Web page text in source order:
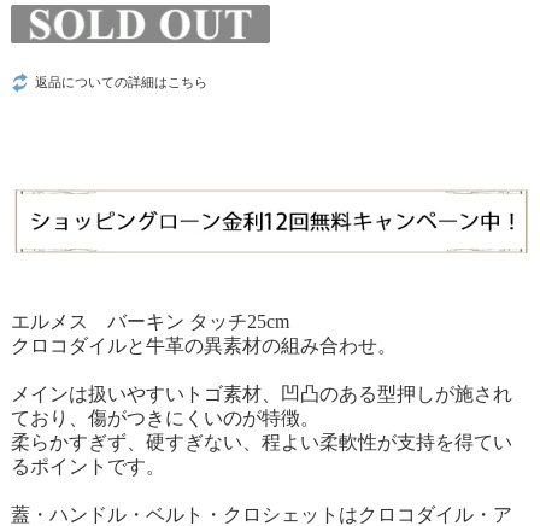
返品についての詳細はこちら
エルメス バーキン タッチ25cm
クロコダイルと牛革の異素材の組み合わせ。
メインは扱いやすいトゴ素材、凹凸のある型押しが施され
ており、傷がつきにくいのが特徴。
柔らかすぎず、硬すぎない、程よい柔軟性が支持を得てい
るポイントです。
蓋・ハンドル・ベルト・クロシェットはクロコダイル・ア